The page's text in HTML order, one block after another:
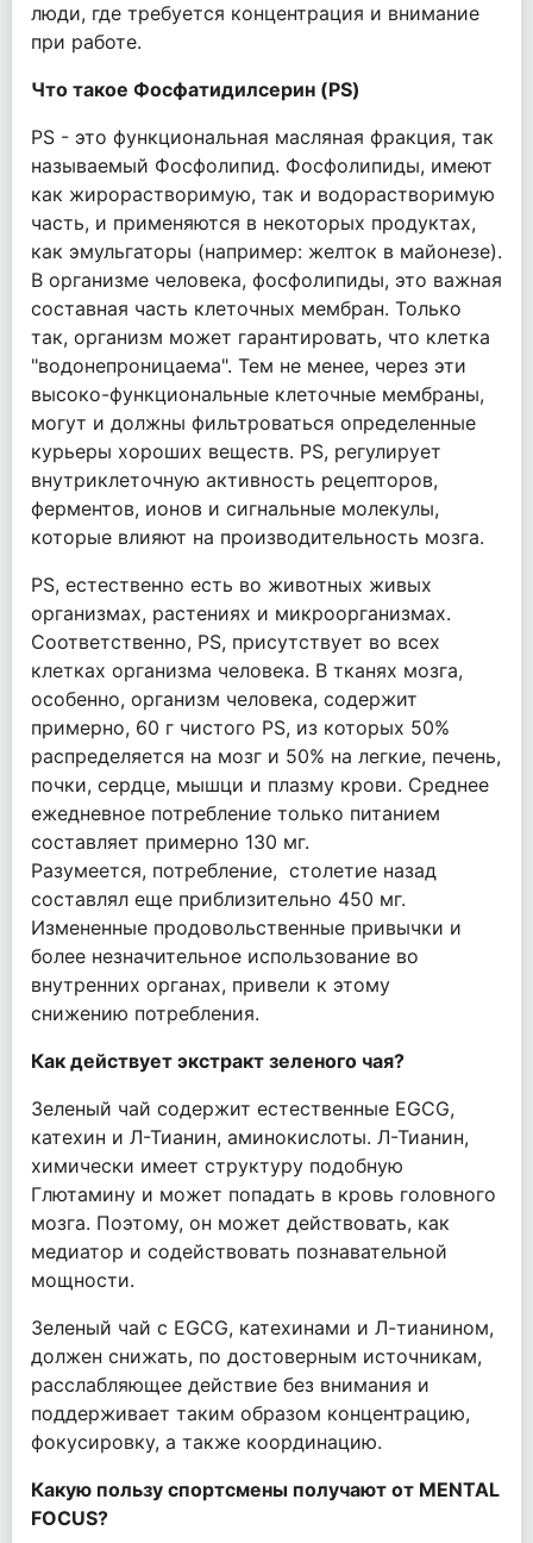
люди, где требуется концентрация и внимание
при работе.
Что такое Фосфатидилсерин (PS)
PS - это функциональная масляная фракция, так
называемый Фосфолипид. Фосфолипиды, имеют
как жирорастворимую, так и водорастворимую
часть, и применяются в некоторых продуктах,
как эмульгаторы (например: желток в майонезе).
В организме человека, фосфолипиды, это важная
составная часть клеточных мембран. Только
так, организм может гарантировать, что клетка
"водонепроницаема". Тем не менее, через эти
высоко-функциональные клеточные мембраны,
могут и должны фильтроваться определенные
курьеры хороших веществ. PS, регулирует
внутриклеточную активность рецепторов,
ферментов, ионов и сигнальные молекулы,
которые влияют на производительность мозга.
PS, естественно есть во животных живых
организмах, растениях и микроорганизмах.
Соответственно, PS, присутствует во всех
клетках организма человека. В тканях мозга,
особенно, организм человека, содержит
примерно, 60 г чистого PS, из которых 50%
распределяется на мозг и 50% на легкие, печень,
почки, сердце, мышци и плазму крови. Среднее
ежедневное потребление только питанием
составляет примерно 130 мг.
Разумеется, потребление, столетие назад
составлял еще приблизительно 450 мг.
Измененные продовольственные привычки и
более незначительное использование во
внутренних органах, привели к этому
снижению потребления.
Как действует экстракт зеленого чая?
Зеленый чай содержит естественные EGCG,
катехин и Л-Тианин, аминокислоты. Л-Тианин,
химически имеет структуру подобную
Глютамину и может попадать в кровь головного
мозга. Поэтому, он может действовать, как
медиатор и содействовать познавательной
мощности.
Зеленый чай с EGCG, катехинами и Л-тианином,
должен снижать, по достоверным источникам,
расслабляющее действие без внимания и
поддерживает таким образом концентрацию,
фокусировку, а также координацию.
Какую пользу спортсмены получают от MENTAL
FOCUS?